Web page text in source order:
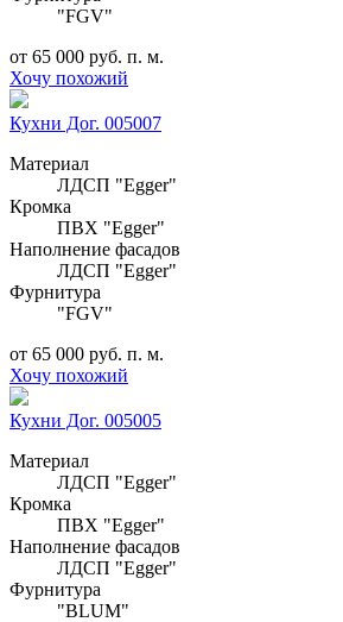
"FGV"
от 65 000 руб. п. м.
Хочу похожий
Кухни Дог. 005007
Материал
ЛДСП "Egger"
Кромка
ПВХ "Egger"
Наполнение фасадов
ЛДСП "Egger"
Фурнитура
"FGV"
от 65 000 руб. п. м.
Хочу похожий
Кухни Дог. 005005
Материал
ЛДСП "Egger"
Кромка
ПВХ "Egger"
Наполнение фасадов
ЛДСП "Egger"
Фурнитура
"BLUM"